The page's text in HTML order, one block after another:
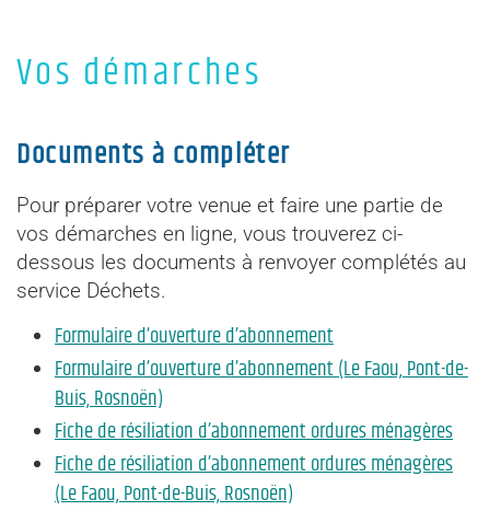
Vos démarches
Documents à compléter
Pour préparer votre venue et faire une partie de
vos démarches en ligne, vous trouverez ci-
dessous les documents à renvoyer complétés au
service Déchets.
Formulaire d’ouverture d’abonnement
Formulaire d’ouverture d’abonnement (Le Faou, Pont-de-
Buis, Rosnoën)
Fiche de résiliation d’abonnement ordures ménagères
Fiche de résiliation d’abonnement ordures ménagères
(Le Faou, Pont-de-Buis, Rosnoën)